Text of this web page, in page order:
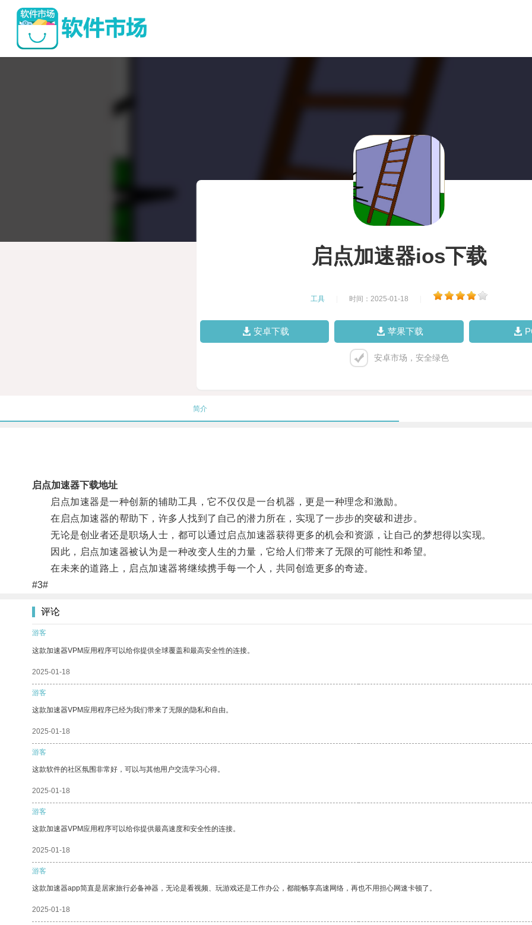
启点加速器ios下载
工具 时间：2025-01-18
安卓下载 苹果下载
安卓市场，安全绿色
简介
启点加速器下载地址
启点加速器是一种创新的辅助工具，它不仅仅是一台机器，更是一种理念和激励。
在启点加速器的帮助下，许多人找到了自己的潜力所在，实现了一步步的突破和进步。
无论是创业者还是职场人士，都可以通过启点加速器获得更多的机会和资源，让自己的梦想得以实现。
因此，启点加速器被认为是一种改变人生的力量，它给人们带来了无限的可能性和希望。
在未来的道路上，启点加速器将继续携手每一个人，共同创造更多的奇迹。
#3#
评论
游客
这款加速器VPM应用程序可以给你提供全球覆盖和最高安全性的连接。
2025-01-18
游客
这款加速器VPM应用程序已经为我们带来了无限的隐私和自由。
2025-01-18
游客
这款软件的社区氛围非常好，可以与其他用户交流学习心得。
2025-01-18
游客
这款加速器VPM应用程序可以给你提供最高速度和安全性的连接。
2025-01-18
游客
这款加速器app简直是居家旅行必备神器，无论是看视频、玩游戏还是工作办公，都能畅享高速网络，再也不用担心网速卡顿了。
2025-01-18